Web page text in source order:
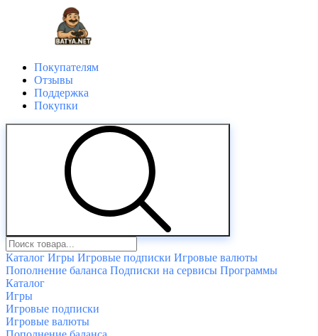
Покупателям
Отзывы
Поддержка
Покупки
Каталог Игры Игровые подписки Игровые валюты
Пополнение баланса Подписки на сервисы Программы
Каталог
Игры
Игровые подписки
Игровые валюты